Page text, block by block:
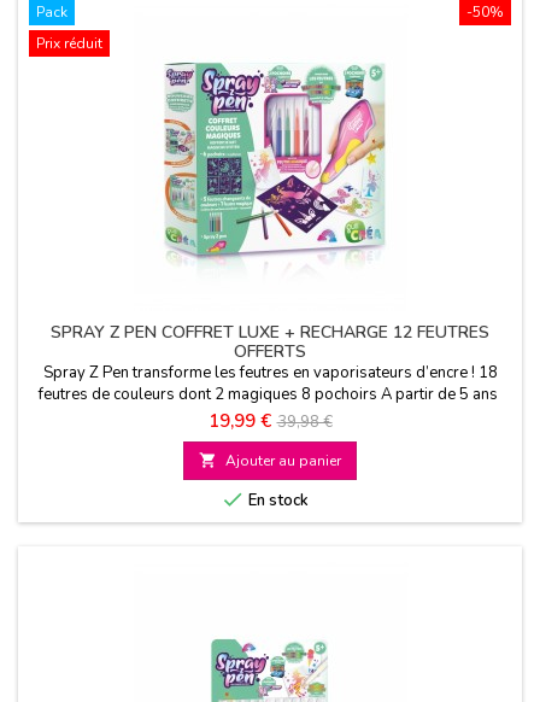
-50%
Pack
Prix réduit
SPRAY Z PEN COFFRET LUXE + RECHARGE 12 FEUTRES
OFFERTS
Spray Z Pen transforme les feutres en vaporisateurs d’encre ! 18
feutres de couleurs dont 2 magiques 8 pochoirs A partir de 5 ans
Prix
19,99 € Prix
de
base
39,98 €
 Ajouter au panier
 En stock